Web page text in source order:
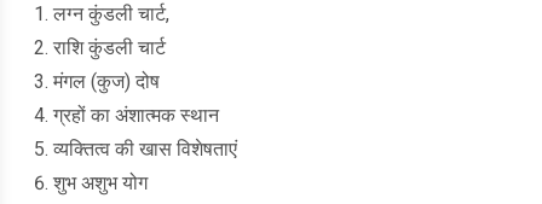
लग्न कुंडली चार्ट,
राशि कुंडली चार्ट
मंगल (कुज) दोष
ग्रहों का अंशात्मक स्थान
व्यक्तित्व की खास विशेषताएं
शुभ अशुभ योग